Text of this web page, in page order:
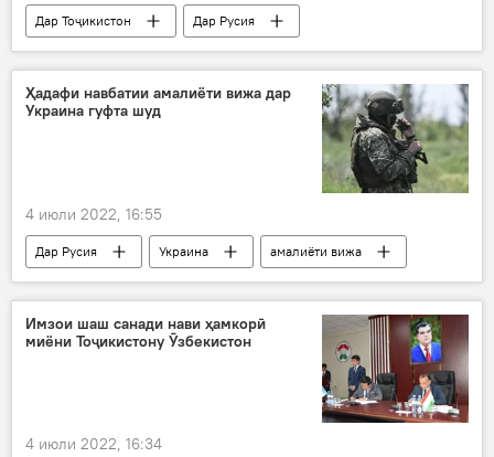
Дар Тоҷикистон
Дар Русия
Нақлиёт
Сомон Эйр
Парвозҳои миёни Русия ва Тоҷикистон: хабарҳои охирин
Ҳадафи навбатии амалиёти вижа дар
Украина гуфта шуд
4 июли 2022, 16:55
Дар Русия Украина
амалиёти вижа
Луганск
Имзои шаш санади нави ҳамкорӣ
миёни Тоҷикистону Ӯзбекистон
4 июли 2022, 16:34